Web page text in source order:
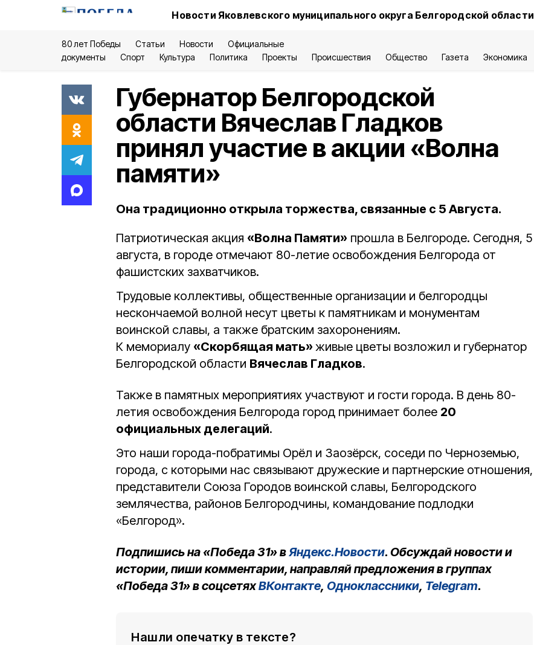
Новости Яковлевского муниципального округа Белгородской области
80 лет Победы Статьи Новости
Официальные
документы
Спорт Культура Политика Проекты Происшествия Общество Газета Экономика
Губернатор Белгородской
области Вячеслав Гладков
принял участие в акции «Волна
памяти»
Она традиционно открыла торжества, связанные с 5 Августа.
Патриотическая акция «Волна Памяти» прошла в Белгороде. Сегодня, 5
августа, в городе отмечают 80-летие освобождения Белгорода от
фашистских захватчиков.
Трудовые коллективы, общественные организации и белгородцы
нескончаемой волной несут цветы к памятникам и монументам
воинской славы, а также братским захоронениям.
К мемориалу «Скорбящая мать»живые цветы возложил и губернатор
Белгородской области Вячеслав Гладков.
Также в памятных мероприятиях участвуют и гости города. В день 80-
летия освобождения Белгорода город принимает более 20
официальных делегаций.
Это наши города-побратимы Орёл и Заозёрск, соседи по Черноземью,
города, с которыми нас связывают дружеские и партнерские отношения,
представители Союза Городов воинской славы, Белгородского
землячества, районов Белгородчины, командование подлодки
«Белгород».
Подпишись на «Победа 31» вЯндекс.Новости. Обсуждай новости и
истории, пиши комментарии, направляй предложения в группах
«Победа 31» в соцсетяхВКонтакте, Одноклассники, Telegram.
Нашли опечатку в тексте?